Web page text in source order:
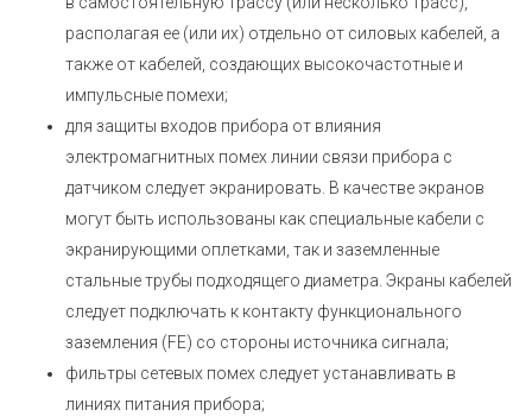
располагая ее (или их) отдельно от силовых кабелей, а
также от кабелей, создающих высокочастотные и
импульсные помехи;
для защиты входов прибора от влияния
электромагнитных помех линии связи прибора с
датчиком следует экранировать. В качестве экранов
могут быть использованы как специальные кабели с
экранирующими оплетками, так и заземленные
стальные трубы подходящего диаметра. Экраны кабелей
следует подключать к контакту функционального
заземления (FE) со стороны источника сигнала;
фильтры сетевых помех следует устанавливать в
линиях питания прибора;